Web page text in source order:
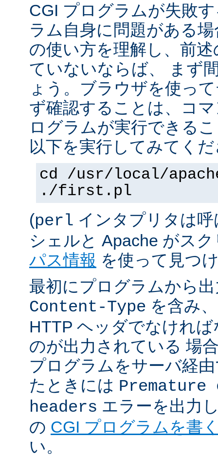
CGI プログラムが失敗
ラム自身に問題がある
の使い方を理解し、前
ていないならば、 まず
ょう。ブラウザを使っ
ず確認することは、コ
ログラムが実行できる
以下を実行してみてく
cd /usr/local/
./first.pl
(perl インタプリタは
シェルと Apache がス
パス情報 を使って見つ
最初にプログラムから
Content-Type を含み
HTTP ヘッダでなけれ
のが出力されている 場
プログラムをサーバ経
たときには
headers エラーを出力
の CGI プログラムを書
い。